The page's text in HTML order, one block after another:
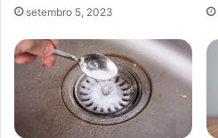
setembro 5, 2023